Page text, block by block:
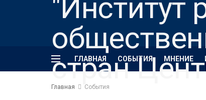
ГЛАВНАЯ СОБЫТИЯ МНЕНИЕ
Главная События